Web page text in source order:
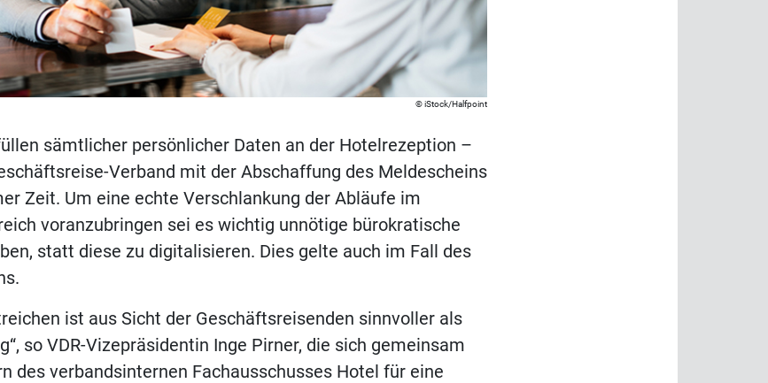
iStock/Halfpoint
sämtlicher persönlicher Daten an der Hotelrezeption –
Verband mit der Abschaffung des Meldescheins
Zeit. Um eine echte Verschlankung der Abläufe im
voranzubringen sei es wichtig unnötige bürokratische
statt diese zu digitalisieren. Dies gelte auch im Fall des
ist aus Sicht der Geschäftsreisenden sinnvoller als
so VDR-Vizepräsidentin Inge Pirner, die sich gemeinsam
des verbandsinternen Fachausschusses Hotel für eine